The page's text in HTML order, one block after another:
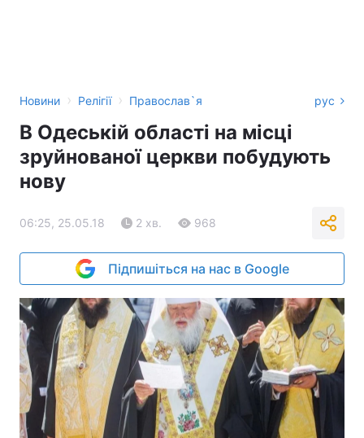
Новини › Релігії › Православ`я рус
В Одеській області на місці
зруйнованої церкви побудують
нову
06:25, 25.05.18 2 хв. 968
Підпишіться на нас в Google